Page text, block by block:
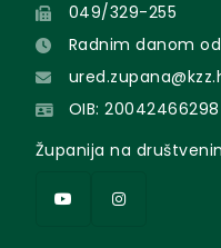
049/329-255
Radnim danom od
OIB: 20042466298
Županija na